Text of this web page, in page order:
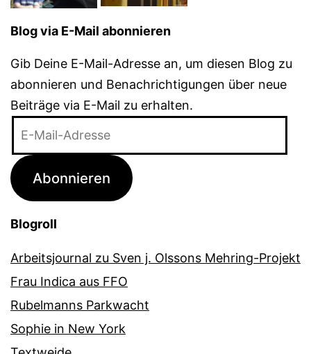
Blog via E-Mail abonnieren
Gib Deine E-Mail-Adresse an, um diesen Blog zu
abonnieren und Benachrichtigungen über neue
Beiträge via E-Mail zu erhalten.
Adresse
Abonnieren
Blogroll
Arbeitsjournal zu Sven j. Olssons Mehring-Projekt
Frau Indica aus FFO
Rubelmanns Parkwacht
Sophie in New York